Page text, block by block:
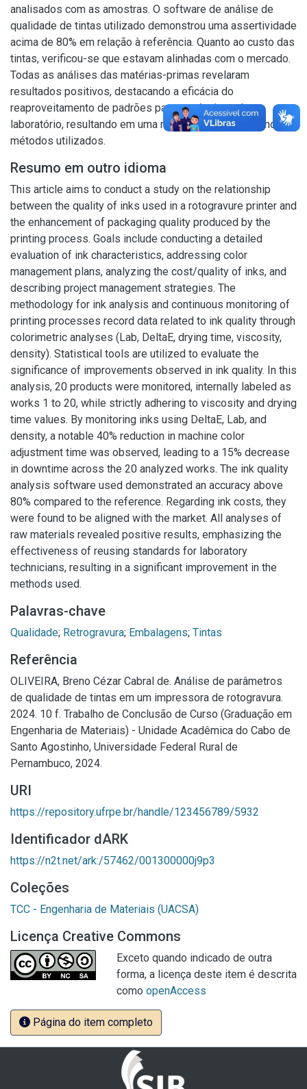
analisados com as amostras. O software de análise de
qualidade de tintas utilizado demonstrou uma assertividade
acima de 80% em relação à referência. Quanto ao custo das
tintas, verificou-se que estavam alinhadas com o mercado.
Todas as análises das matérias-primas revelaram
resultados positivos, destacando a eficácia do
reaproveitamento de padrões para os técnicos de
laboratório, resultando em uma melhoria significativa nos
métodos utilizados.
Resumo em outro idioma
This article aims to conduct a study on the relationship
between the quality of inks used in a rotogravure printer and
the enhancement of packaging quality produced by the
printing process. Goals include conducting a detailed
evaluation of ink characteristics, addressing color
management plans, analyzing the cost/quality of inks, and
describing project management strategies. The
methodology for ink analysis and continuous monitoring of
printing processes record data related to ink quality through
colorimetric analyses (Lab, DeltaE, drying time, viscosity,
density). Statistical tools are utilized to evaluate the
significance of improvements observed in ink quality. In this
analysis, 20 products were monitored, internally labeled as
works 1 to 20, while strictly adhering to viscosity and drying
time values. By monitoring inks using DeltaE, Lab, and
density, a notable 40% reduction in machine color
adjustment time was observed, leading to a 15% decrease
in downtime across the 20 analyzed works. The ink quality
analysis software used demonstrated an accuracy above
80% compared to the reference. Regarding ink costs, they
were found to be aligned with the market. All analyses of
raw materials revealed positive results, emphasizing the
effectiveness of reusing standards for laboratory
technicians, resulting in a significant improvement in the
methods used.
Palavras-chave
Qualidade; Retrogravura; Embalagens; Tintas
Referência
OLIVEIRA, Breno Cézar Cabral de. Análise de parâmetros
de qualidade de tintas em um impressora de rotogravura.
2024. 10 f. Trabalho de Conclusão de Curso (Graduação em
Engenharia de Materiais) - Unidade Acadêmica do Cabo de
Santo Agostinho, Universidade Federal Rural de
Pernambuco, 2024.
URI
https://repository.ufrpe.br/handle/123456789/5932
Identificador dARK
https://n2t.net/ark:/57462/001300000j9p3
Coleções
TCC - Engenharia de Materiais (UACSA)
Licença Creative Commons
Exceto quando indicado de outra
forma, a licença deste item é descrita
como openAccess
Página do item completo